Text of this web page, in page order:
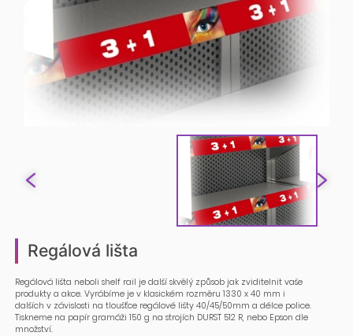
Regálová lišta
Regálová lišta neboli shelf rail je další skvělý způsob jak zviditelnit vaše
produkty a akce. Vyrábíme je v klasickém rozměru 1330 x 40 mm i
dalších v závislosti na tloušťce regálové lišty 40/45/50mm a délce police.
Tiskneme na papír gramáži 150 g na strojích DURST 512 R, nebo Epson dle
množství.